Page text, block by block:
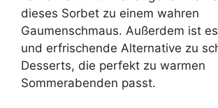
dieses Sorbet zu einem wahren
Gaumenschmaus. Außerdem ist
und erfrischende Alternative zu
Desserts, die perfekt zu warmen
Sommerabenden passt.